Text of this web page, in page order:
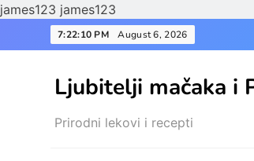
james123 james123
to
7:22:12 PM August 6, 2026
Ljubitelji mačaka i
Prirodni lekovi i recepti